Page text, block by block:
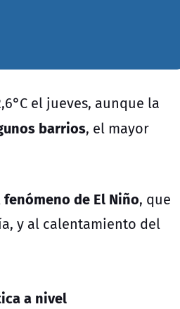
el jueves, aunque la
barrios, el mayor
fenómeno de El Niño, que
y al calentamiento del
a nivel